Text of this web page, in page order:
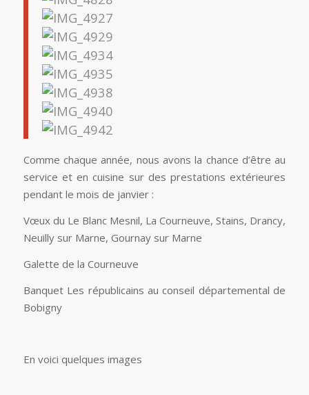
Comme chaque année, nous avons la chance d’être au
service et en cuisine sur des prestations extérieures
pendant le mois de janvier :
Vœux du Le Blanc Mesnil, La Courneuve, Stains, Drancy,
Neuilly sur Marne, Gournay sur Marne
Galette de la Courneuve
Banquet Les républicains au conseil départemental de
Bobigny
En voici quelques images